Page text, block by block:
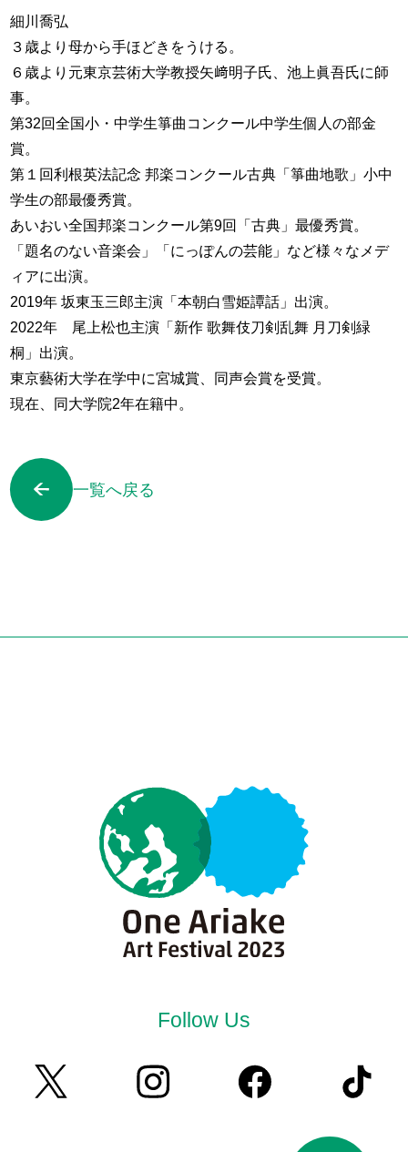
細川喬弘
３歳より母から手ほどきをうける。
６歳より元東京芸術大学教授矢﨑明子氏、池上眞吾氏に師
事。
第32回全国小・中学生箏曲コンクール中学生個人の部金
賞。
第１回利根英法記念 邦楽コンクール古典「箏曲地歌」小中
学生の部最優秀賞。
あいおい全国邦楽コンクール第9回「古典」最優秀賞。
「題名のない音楽会」「にっぽんの芸能」など様々なメデ
ィアに出演。
2019年 坂東玉三郎主演「本朝白雪姫譚話」出演。
2022年 尾上松也主演「新作 歌舞伎刀剣乱舞 月刀剣緑
桐」出演。
東京藝術大学在学中に宮城賞、同声会賞を受賞。
現在、同大学院2年在籍中。
一覧へ戻る
Follow Us